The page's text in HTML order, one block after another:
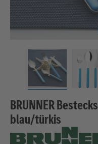
BRUNNER
blau/türkis